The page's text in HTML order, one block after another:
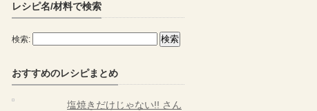
レシピ名/材料で検索
検索:
おすすめのレシピまとめ
塩焼きだけじゃない!! さん